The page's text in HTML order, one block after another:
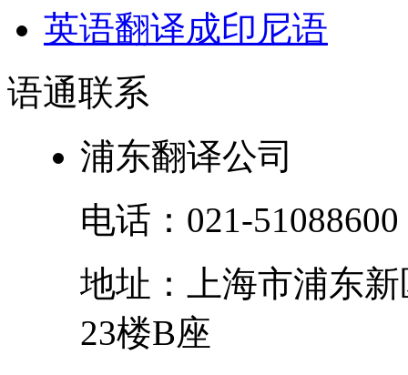
英语翻译成印尼语
语通联系
浦东翻译公司
电话： 021-51088600
地址：
上海市浦东新
23楼B座